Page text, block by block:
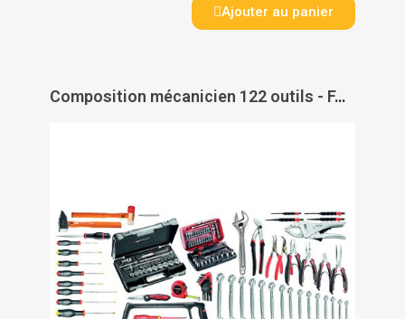
Ajouter au panier
Composition mécanicien 122 outils - FACOM